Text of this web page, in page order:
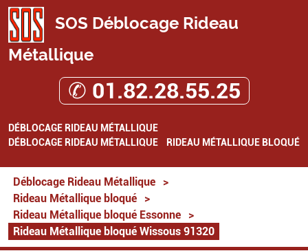
SOS Déblocage Rideau
Métallique
✆ 01.82.28.55.25
DÉBLOCAGE RIDEAU MÉTALLIQUE
DÉBLOCAGE RIDEAU MÉTALLIQUE
RIDEAU MÉTALLIQUE BLOQUÉ
Déblocage Rideau Métallique
>
Rideau Métallique bloqué
>
Rideau Métallique bloqué Essonne
>
Rideau Métallique bloqué Wissous 91320